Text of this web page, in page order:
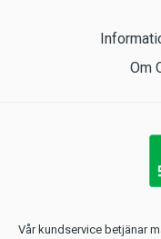
Om
Vår kundservice betjänar